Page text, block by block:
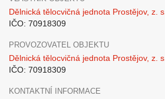
Dělnická tělocvičná jednota Prostějov, z. s.
IČO: 70918309
PROVOZOVATEL OBJEKTU
Dělnická tělocvičná jednota Prostějov, z. s.
IČO: 70918309
KONTAKTNÍ INFORMACE